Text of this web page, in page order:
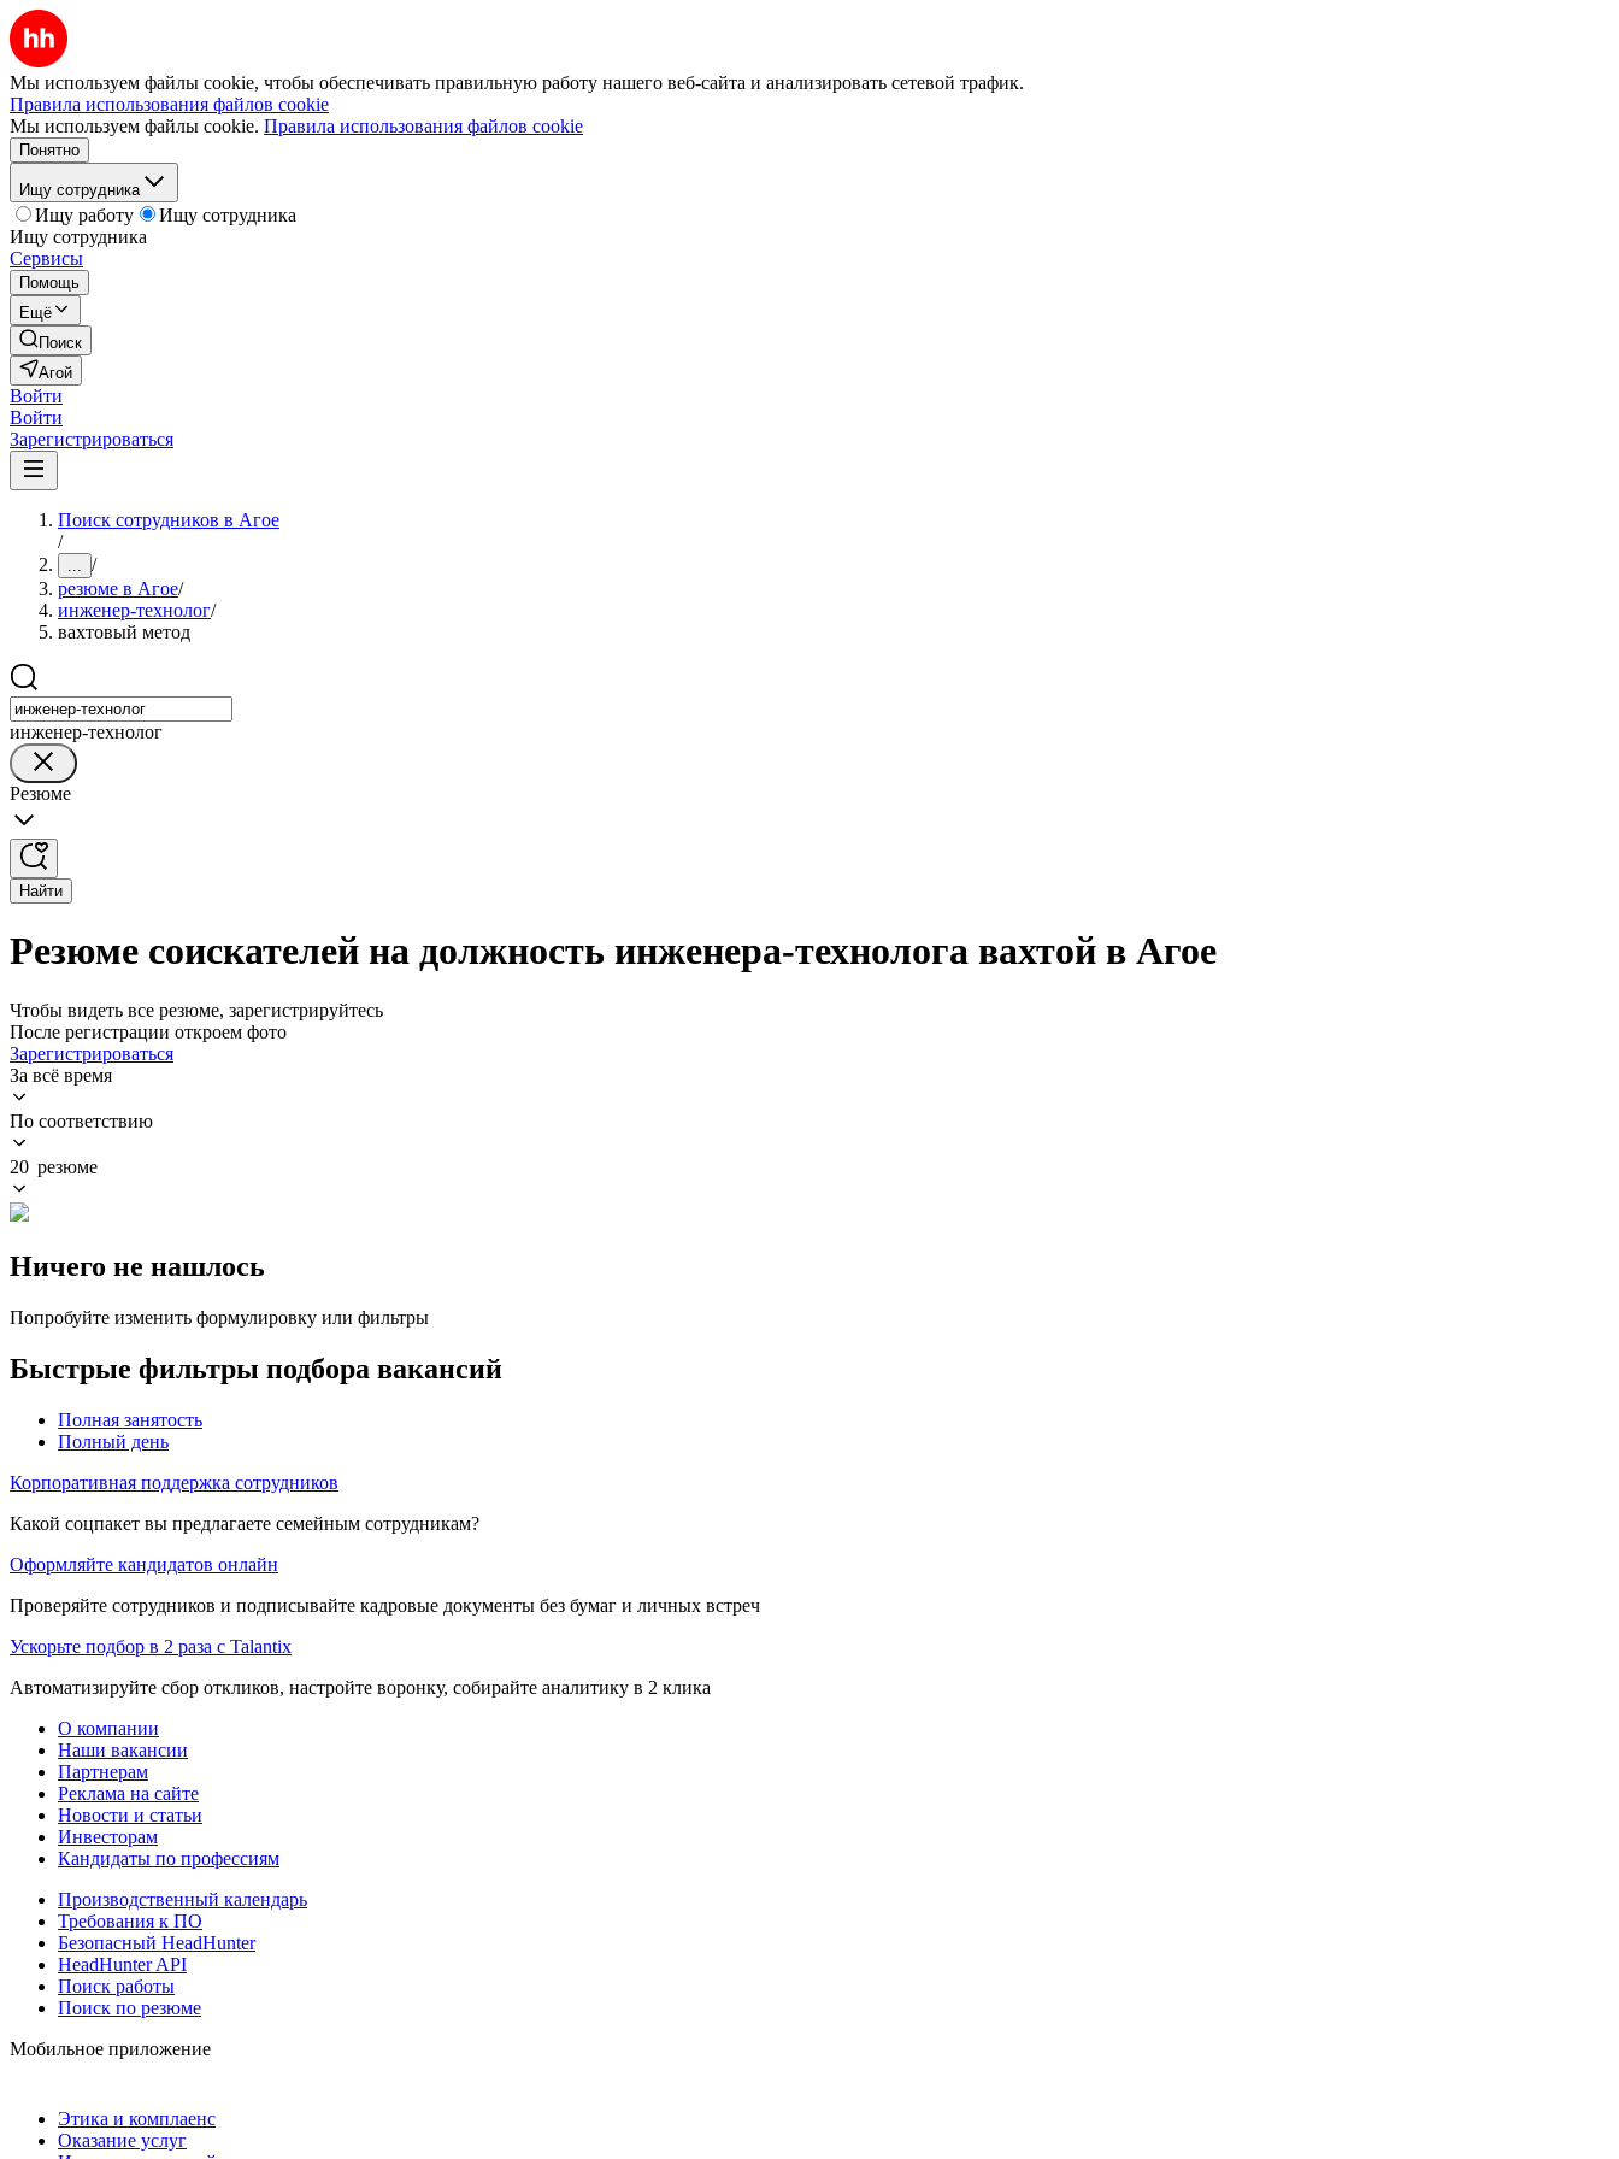
Мы используем файлы cookie, чтобы обеспечивать правильную работу нашего веб-сайта и анализировать сетевой трафик.
Правила использования файлов cookie
Мы используем файлы cookie. Правила использования файлов cookie
Понятно
Ищу сотрудника
Ищу работу
Ищу сотрудника
Ищу сотрудника
Сервисы
Помощь
Ещё
Поиск
Агой
Войти
Войти
Зарегистрироваться
Поиск сотрудников в Агое
/
... /
резюме в Агое/
инженер-технолог/
вахтовый метод
инженер-технолог
Резюме
Найти
Резюме соискателей на должность инженера-технолога вахтой в Агое
Чтобы видеть все резюме, зарегистрируйтесь
После регистрации откроем фото
Зарегистрироваться
За всё время
По соответствию
20 резюме
Ничего не нашлось
Попробуйте изменить формулировку или фильтры
Быстрые фильтры подбора вакансий
Полная занятость
Полный день
Корпоративная поддержка сотрудников
Какой соцпакет вы предлагаете семейным сотрудникам?
Оформляйте кандидатов онлайн
Проверяйте сотрудников и подписывайте кадровые документы без бумаг и личных встреч
Ускорьте подбор в 2 раза с Talantix
Автоматизируйте сбор откликов, настройте воронку, собирайте аналитику в 2 клика
О компании
Наши вакансии
Партнерам
Реклама на сайте
Новости и статьи
Инвесторам
Кандидаты по профессиям
Производственный календарь
Требования к ПО
Безопасный HeadHunter
HeadHunter API
Поиск работы
Поиск по резюме
Мобильное приложение
Этика и комплаенс
Оказание услуг